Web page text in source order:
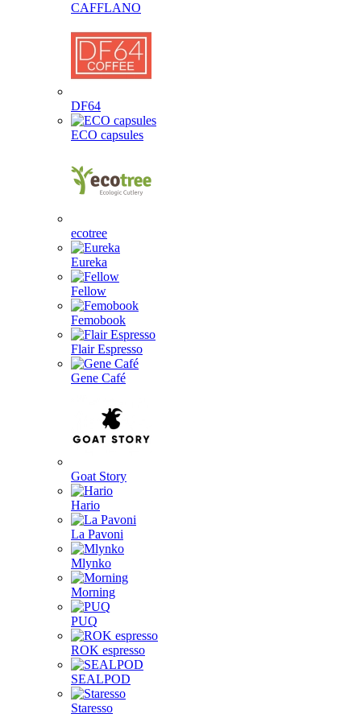
CAFFLANO
DF64
ECO capsules
ecotree
Eureka
Fellow
Femobook
Flair Espresso
Gene Café
Goat Story
Hario
La Pavoni
Mlynko
Morning
PUQ
ROK espresso
SEALPOD
Staresso